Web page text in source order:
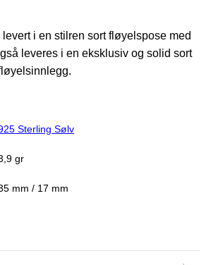
i en stilren sort fløyelspose med
leveres i en eksklusiv og solid sort
Sterling Sølv
gr
mm / 17 mm